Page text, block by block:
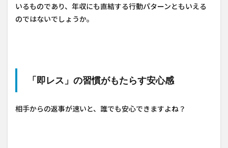
いるものであり、年収にも直結する行動パターンともいえる
のではないでしょうか。
「即レス」の習慣がもたらす安心感
相手からの返事が速いと、誰でも安心できますよね？